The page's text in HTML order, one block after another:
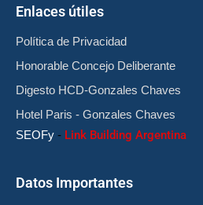
Enlaces útiles
Política de Privacidad
Honorable Concejo Deliberante
Digesto HCD-Gonzales Chaves
Hotel Paris - Gonzales Chaves
SEOFy - Link Building Argentina
Datos Importantes